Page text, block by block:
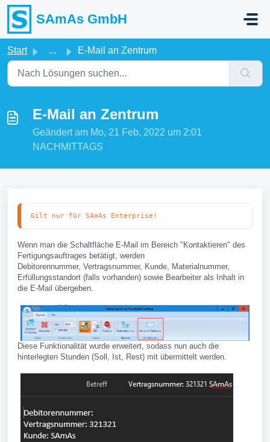
Zum hauptsächlichen Inhalt gehen
SAmAs GmbH
Start ... E-Mail an Zentrum
E-Mail an Zentrum
Geändert am Mo, 21 Feb, 2022 um 2:01
NACHMITTAGS
Gilt nur für SAmAs Enterprise!
Wenn man die Schaltfläche E-Mail im Bereich "Kontaktieren" des
Fertigungsauftrages betätigt, werden
Debitorennummer, Vertragsnummer, Kunde, Materialnummer,
Erfüllungsstandort (falls vorhanden) sowie Bearbeiter als Inhalt in
die E-Mail übergeben.
Diese Funktionalität wurde erweitert, sodass nun auch die
hinterlegten Stunden (Soll, Ist, Rest) mit übermittelt werden.